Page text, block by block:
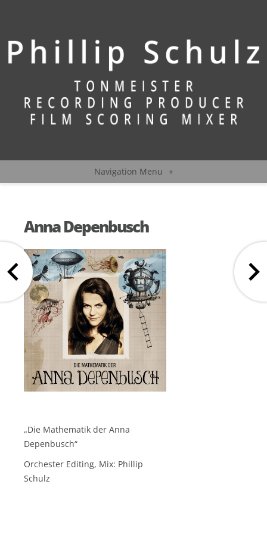
Navigation Menu +
Anna Depenbusch
„Die Mathematik der Anna
Depenbusch“
Orchester Editing, Mix: Phillip
Schulz